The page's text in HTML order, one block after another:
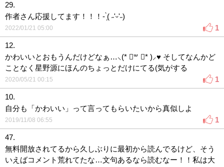
29.
作者さん応援してます！！！- ̗̀( ˶'ᵕ'˶)
2022/01/21 05:00 1
12.
かわいいとおもうんだけどなぁ…⸜(* ॑꒳ ॑* )⸝♥ そしてなんかど
ことなく星野源にほんのちょっとだけにてる(気がする
2020/05/21 00:15 1
10.
自分も「かわいい」って言ってもらいたいから真似しよ
2019/11/08 06:55 1
47.
無料開放されてるから久しぶりに最初から読んでるけど、そう
いえばコメント荒れてたな…文句あるなら読むなー！！私は大